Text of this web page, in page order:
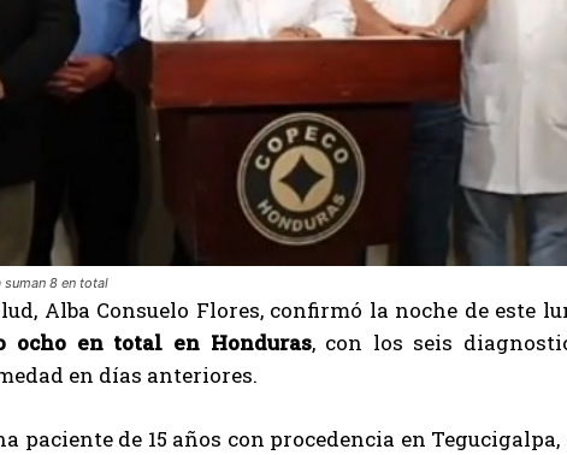
suman 8 en total
Alba Consuelo Flores, confirmó la noche de este
ocho en total en Honduras, con los seis
en días anteriores.
paciente de 15 años con procedencia en